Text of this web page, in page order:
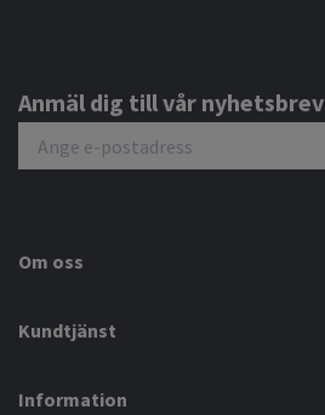
Anmäl dig till vår nyhetsbrev
Om oss
Kundtjänst
Information